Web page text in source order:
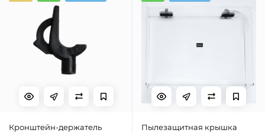
Кронштейн-держатель
Пылезащитная крышка